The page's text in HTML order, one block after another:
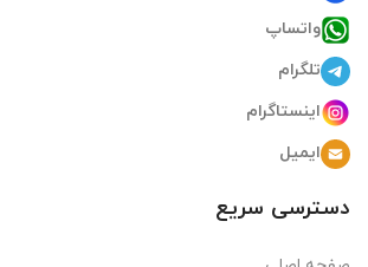
واتساپ
تلگرام
اینستاگرام
ایمیل
دسترسی سریع